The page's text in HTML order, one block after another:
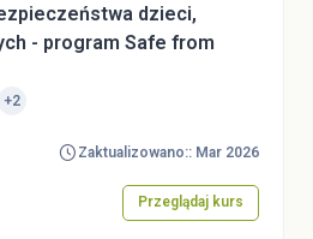
dzieci,
- program Safe from
+2
Zaktualizowano:: Mar 2026
Przeglądaj kurs